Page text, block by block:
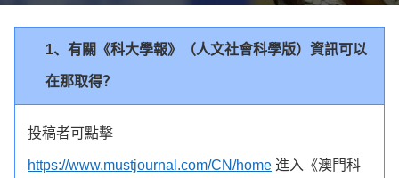
1、有關《科大學報》（人文社會科學版）資訊可以
在那取得？
投稿者可點擊
https://www.mustjournal.com/CN/home 進入《澳門科